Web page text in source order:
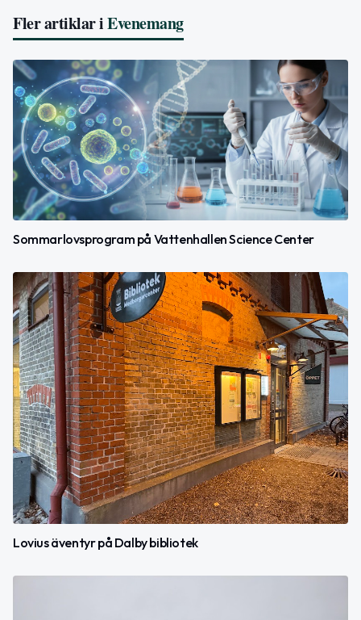
Fler artiklar iEvenemang
Sommarlovsprogram på Vattenhallen Science Center
Lovius äventyr på Dalby bibliotek